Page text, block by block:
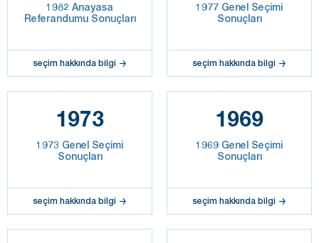
1982 Anayasa
Referandumu Sonuçları
seçim hakkında bilgi
1977 Genel Seçimi
Sonuçları
seçim hakkında bilgi
1973
1973 Genel Seçimi
Sonuçları
seçim hakkında bilgi
1969
1969 Genel Seçimi
Sonuçları
seçim hakkında bilgi